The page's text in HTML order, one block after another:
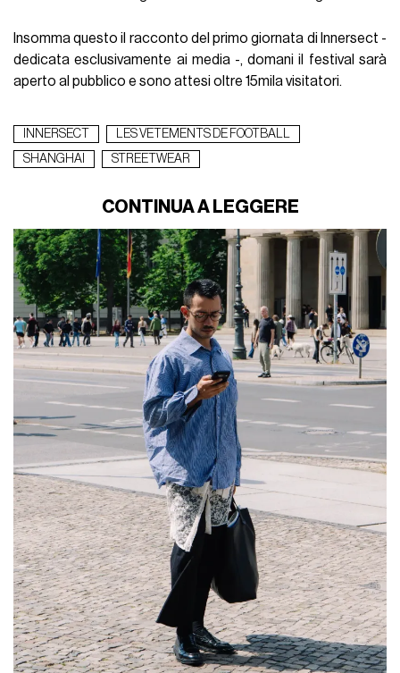
Insomma questo il racconto del primo giornata di Innersect -
dedicata esclusivamente ai media -, domani il festival sarà
aperto al pubblico e sono attesi oltre 15mila visitatori.
INNERSECT
LES VETEMENTS DE FOOTBALL
SHANGHAI
STREETWEAR
CONTINUA A LEGGERE